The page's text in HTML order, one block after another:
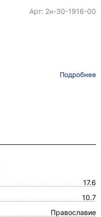
Арт: 2н-30-1916-00
Подробнее
17.6
10.7
Православие